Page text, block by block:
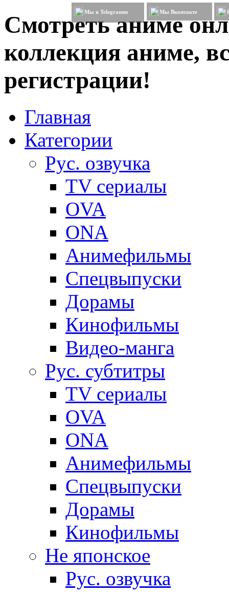
Смотреть аниме
коллекция аниме,
регистрации!
Мы в Telegramm Мы Вконтакте
Главная
Категории
Рус. озвучка
TV сериалы
OVA
ONA
Анимефильмы
Спецвыпуски
Дорамы
Кинофильмы
Видео-манга
Рус. субтитры
TV сериалы
OVA
ONA
Анимефильмы
Спецвыпуски
Дорамы
Кинофильмы
Не японское
Рус. озвучка